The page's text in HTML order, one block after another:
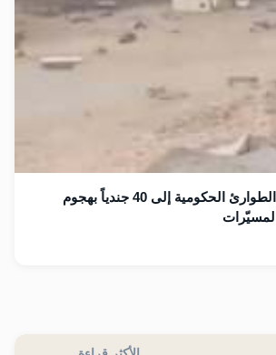
ارتفاع قتلى قوات الطوارئ الحكومية إلى 40 جندياً بهجوم